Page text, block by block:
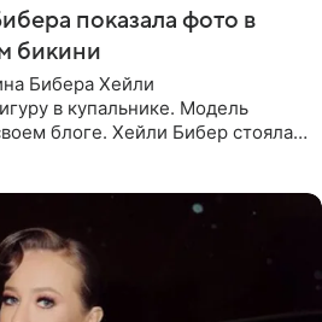
показала фото в
бикини
Бибера Хейли
в купальнике. Модель
блоге. Хейли Бибер стояла